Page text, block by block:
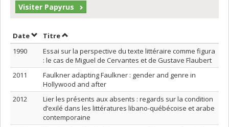
Visiter Papyrus
DateTrier par date en ordre croissant
TitreTrier par titre en ordre croissant
1990
Essai sur la perspective du texte littéraire comme figura
: le cas de Miguel de Cervantes et de Gustave Flaubert
2011
Faulkner adapting Faulkner : gender and genre in
Hollywood and after
2012
Lier les présents aux absents : regards sur la condition
d’exilé dans les littératures libano-québécoise et arabe
contemporaine